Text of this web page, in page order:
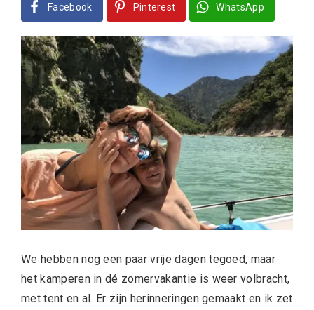
Facebook Pinterest WhatsApp
We hebben nog een paar vrije dagen tegoed, maar
het kamperen in dé zomervakantie is weer volbracht,
met tent en al. Er zijn herinneringen gemaakt en ik zet